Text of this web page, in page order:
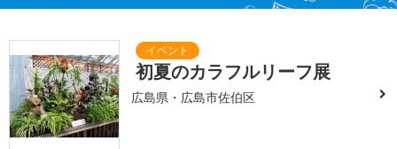
初夏のカラフルリーフ展
広島県・広島市佐伯区